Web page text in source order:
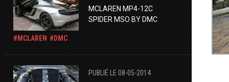
MCLAREN MP4-12C
SPIDER MSO BY DMC
MCLAREN DMC
PUBLIÉ LE 08-05-2014